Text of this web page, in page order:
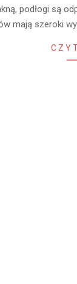
podłogi są
mają szeroki